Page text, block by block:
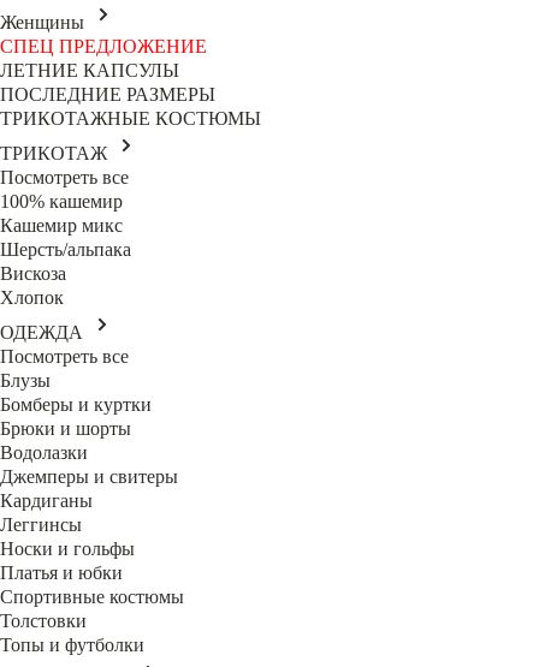
Женщины
СПЕЦ ПРЕДЛОЖЕНИЕ
ЛЕТНИЕ КАПСУЛЫ
ПОСЛЕДНИЕ РАЗМЕРЫ
ТРИКОТАЖНЫЕ КОСТЮМЫ
ТРИКОТАЖ
Посмотреть все
100% кашемир
Кашемир микс
Шерсть/альпака
Вискоза
Хлопок
ОДЕЖДА
Посмотреть все
Блузы
Бомберы и куртки
Брюки и шорты
Водолазки
Джемперы и свитеры
Кардиганы
Леггинсы
Носки и гольфы
Платья и юбки
Спортивные костюмы
Толстовки
Топы и футболки